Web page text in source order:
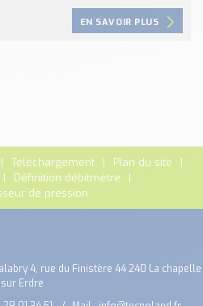
EN SAVOIR PLUS
Téléchargement
Plan du site
Définition débitmètre
de pression
4, rue du Finistère 44 240 La chapelle
sur Erdre